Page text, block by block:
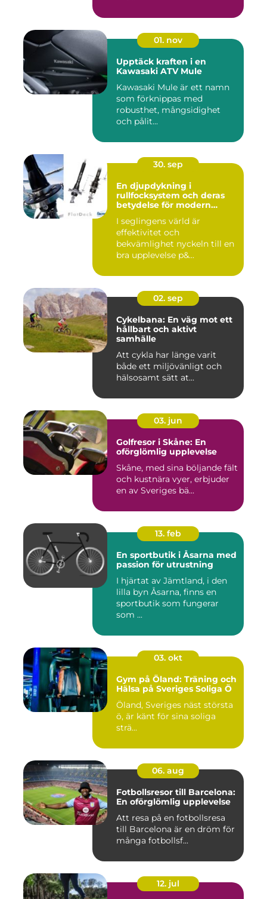
01. nov
Upptäck kraften i en
Kawasaki ATV Mule
Kawasaki Mule är ett namn
som förknippas med
robusthet, mångsidighet
och pålit...
30. sep
En djupdykning i
rullfocksystem och deras
betydelse för modern
I seglingens värld är
effektivitet och
bekvämlighet nyckeln till en
bra upplevelse p&...
02. sep
Cykelbana: En väg mot ett
hållbart och aktivt
samhälle
Att cykla har länge varit
både ett miljövänligt och
hälsosamt sätt at...
03. jun
Golfresor i Skåne: En
oförglömlig upplevelse
Skåne, med sina böljande fält
och kustnära vyer, erbjuder
en av Sveriges bä...
13. feb
En sportbutik i Åsarna med
passion för utrustning
I hjärtat av Jämtland, i den
lilla byn Åsarna, finns en
sportbutik som fungerar
som ...
03. okt
Gym på Öland: Träning och
Hälsa på Sveriges Soliga Ö
Öland, Sveriges näst största
ö, är känt för sina soliga
strä...
06. aug
Fotbollsresor till Barcelona:
En oförglömlig upplevelse
Att resa på en fotbollsresa
till Barcelona är en dröm för
många fotbollsf...
12. jul